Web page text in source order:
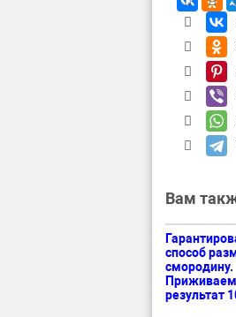
Вам
способ
смородину.
результат